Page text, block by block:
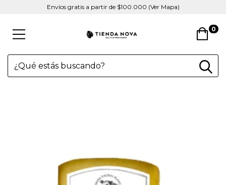
Envíos gratis a partir de $100.000 (Ver Mapa)
0